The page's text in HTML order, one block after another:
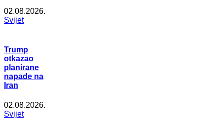
02.08.2026.
Svijet
Trump
otkazao
planirane
napade na
Iran
02.08.2026.
Svijet